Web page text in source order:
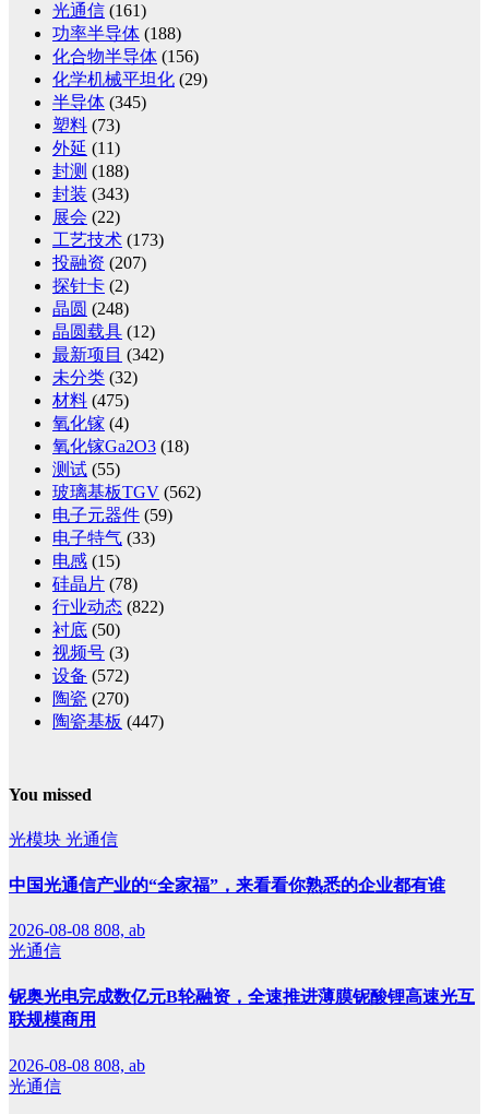
光通信 (161)
功率半导体 (188)
化合物半导体 (156)
化学机械平坦化 (29)
半导体 (345)
塑料 (73)
外延 (11)
封测 (188)
封装 (343)
展会 (22)
工艺技术 (173)
投融资 (207)
探针卡 (2)
晶圆 (248)
晶圆载具 (12)
最新项目 (342)
未分类 (32)
材料 (475)
氧化镓 (4)
氧化镓Ga2O3 (18)
测试 (55)
玻璃基板TGV (562)
电子元器件 (59)
电子特气 (33)
电感 (15)
硅晶片 (78)
行业动态 (822)
衬底 (50)
视频号 (3)
设备 (572)
陶瓷 (270)
陶瓷基板 (447)
You missed
光模块 光通信
中国光通信产业的“全家福”，来看看你熟悉的企业都有谁
2026-08-08 808, ab
光通信
铌奥光电完成数亿元B轮融资，全速推进薄膜铌酸锂高速光互
联规模商用
2026-08-08 808, ab
光通信